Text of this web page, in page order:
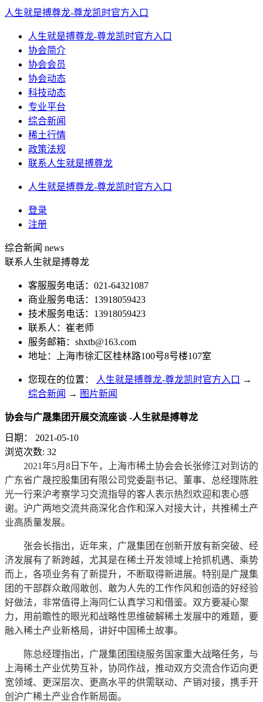
人生就是搏尊龙-尊龙凯时官方入口
人生就是搏尊龙-尊龙凯时官方入口
协会简介
协会会员
协会动态
科技动态
专业平台
综合新闻
稀土行情
政策法规
联系人生就是搏尊龙
人生就是搏尊龙-尊龙凯时官方入口
登录
注册
综合新闻 news
联系人生就是搏尊龙
客服服务电话：021-64321087
商业服务电话：13918059423
技术服务电话：13918059423
联系人：崔老师
服务邮箱： shxtb@163.com
地址：上海市徐汇区桂林路100号8号楼107室
您现在的位置： 人生就是搏尊龙-尊龙凯时官方入口 →
综合新闻 → 图片新闻
协会与广晟集团开展交流座谈 -人生就是搏尊龙
日期：
2021-05-10
浏览次数: 32
2021年5月8日下午，上海市稀土协会会长张修江对到访的
广东省广晟控股集团有限公司党委副书记、董事、总经理陈胜
光一行来沪考察学习交流指导的客人表示热烈欢迎和衷心感
谢。沪广两地交流共商深化合作和深入对接大计，共推稀土产
业高质量发展。
张会长指出，近年来，广晟集团在创新开放有新突破、经
济发展有了新跨越，尤其是在稀土开发领域上抢抓机遇、乘势
而上，各项业务有了新提升，不断取得新进展。特别是广晟集
团的干部群众敢闯敢创、敢为人先的工作作风和创造的好经验
好做法，非常值得上海同仁认真学习和借鉴。双方要凝心聚
力，用前瞻性的眼光和战略性思维破解稀土发展中的难题，要
融入稀土产业新格局，讲好中国稀土故事。
陈总经理指出，广晟集团围绕服务国家重大战略任务，与
上海稀土产业优势互补，协同作战，推动双方交流合作迈向更
宽领域、更深层次、更高水平的供需联动、产销对接，携手开
创沪广稀土产业合作新局面。